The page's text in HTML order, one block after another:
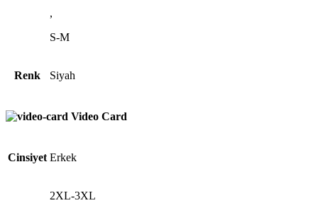
,
S-M
Renk Siyah
Video Card
Cinsiyet Erkek
2XL-3XL